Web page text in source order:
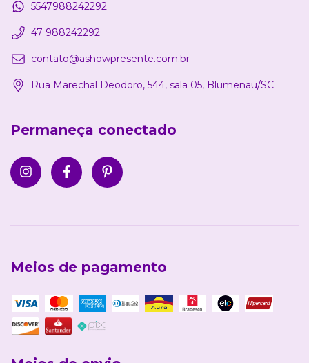
5547988242292
47 988242292
contato@ashowpresente.com.br
Rua Marechal Deodoro, 544, sala 05, Blumenau/SC
Permaneça conectado
Meios de pagamento